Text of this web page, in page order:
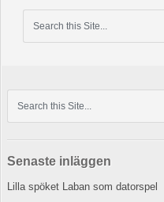
Senaste inläggen
Lilla spöket Laban som datorspel